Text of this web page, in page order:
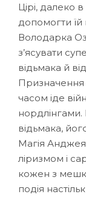
Цірі, далеко
допомогти
Володарка
з’ясувати
відьмака й
часом іде
відьмака,
Магія
ліризмом і
кожен з
подія